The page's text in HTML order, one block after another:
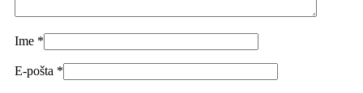
Ime *
E-pošta *